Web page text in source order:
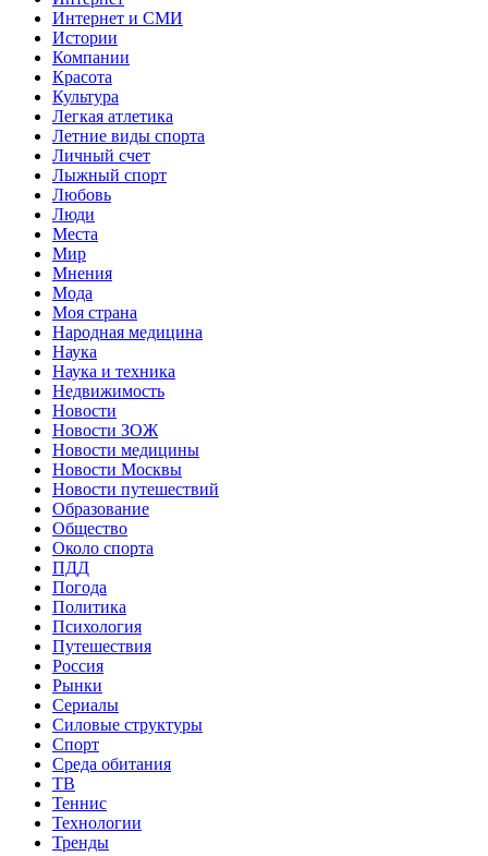
Интернет и СМИ
Истории
Компании
Красота
Культура
Легкая атлетика
Летние виды спорта
Личный счет
Лыжный спорт
Любовь
Люди
Места
Мир
Мнения
Мода
Моя страна
Народная медицина
Наука
Наука и техника
Недвижимость
Новости
Новости ЗОЖ
Новости медицины
Новости Москвы
Новости путешествий
Образование
Общество
Около спорта
ПДД
Погода
Политика
Психология
Путешествия
Россия
Рынки
Сериалы
Силовые структуры
Спорт
Среда обитания
ТВ
Теннис
Технологии
Тренды